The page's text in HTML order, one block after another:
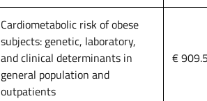
Cardiometabolic risk of obese
subjects: genetic, laboratory,
and clinical determinants in
general population and
outpatients
€